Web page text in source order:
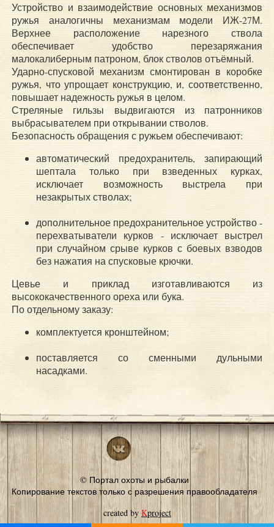
Устройство и взаимодействие основных механизмов
ружья аналогичны механизмам модели ИЖ-27М.
Верхнее расположение нарезного ствола
обеспечивает удобство перезаряжания
малокалиберным патроном, блок стволов отъёмный.
Ударно-спусковой механизм смонтирован в коробке
ружья, что упрощает конструкцию, и, соответственно,
повышает надежность ружья в целом.
Стреляные гильзы выдвигаются из патронников
выбрасывателем при открывании стволов.
Безопасность обращения с ружьем обеспечивают:
автоматический предохранитель, запирающий
шептала только при взведенных курках,
исключает возможность выстрела при
незакрытых стволах;
дополнительное предохранительное устройство -
перехватыватели курков - исключает выстрел
при случайном срыве курков с боевых взводов
без нажатия на спусковые крючки.
Цевье и приклад изготавливаются из
высококачественного ореха или бука.
По отдельному заказу:
комплектуется кронштейном;
поставляется со сменными дульными
насадками.
© Портал охоты и рыбалки
Копирование текстов только с разрешения правообладателя
created by Kproject